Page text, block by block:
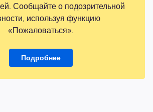
Сообщайте о подозрительной
используя функцию
«Пожаловаться».
Подробнее